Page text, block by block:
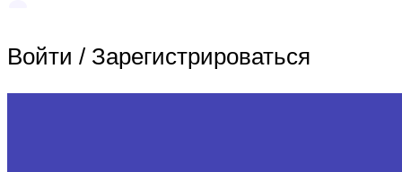
Войти / Зарегистрироваться